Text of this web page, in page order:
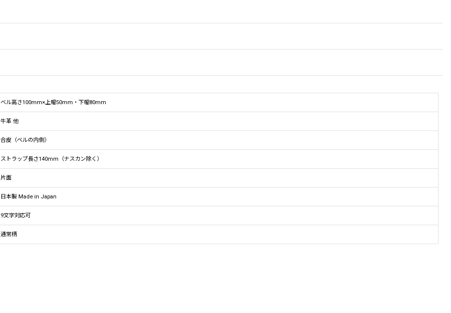
ベル高さ100mm×上幅50mm・下幅80mm
牛革 他
合皮（ベルの内側）
ストラップ長さ140mm（ナスカン除く）
片面
日本製 Made in Japan
9文字対応可
通常柄